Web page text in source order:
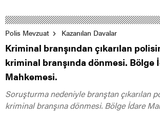
Polis Mevzuat Kazanılan Davalar
Kriminal branşından çıkarılan
kriminal branşında dönmesi. Bölge
Mahkemesi.
Soruşturma nedeniyle branştan çıkarılan
kriminal branşına dönmesi. Bölge İdare